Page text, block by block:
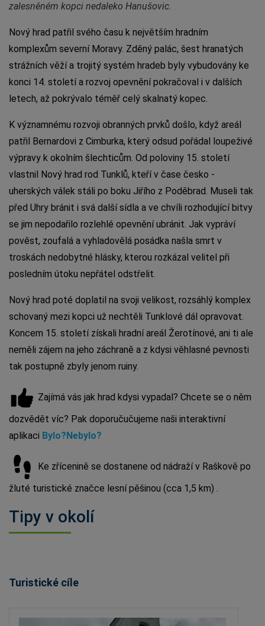
zalesněném kopci nedaleko Hanušovic.
Nový hrad patřil svého času k největším hradním
komplexům severní Moravy. Zděný palác, šest hranatých
strážních věží a trojitý systém hradeb byly vybudovány ke
konci 14. století a rozvoj opevnění pokračoval i v dalších
letech, až pokrývalo téměř celý skalnatý kopec.
K významnému rozvoji obranných prvků došlo, když areál
patřil Bernardovi z Cimburka, který odsud pořádal loupeživé
výpravy k okolním šlechticům. Od poloviny 15. století
vlastnil Nový hrad rod Tunklů, kteří v čase česko -
uherských válek stáli po boku Jiřího z Poděbrad. Museli tak
před Uhry bránit i svá další sídla a ve chvíli rozhodující bitvy
se jim nepodařilo rozlehlé opevnění ubránit. Jak vypráví
pověst, zoufalá a vyhladovělá posádka našla smrt v
troskách nedobytné hlásky, kterou rozkázal velitel při
posledním útoku nepřátel odstřelit.
Nový hrad poté doplatil na svoji velikost, rozsáhlý komplex
schovaný mezi kopci už nechtěli Tunklové dál opravovat.
Koncem 15. století získali hradní areál Žerotínové, ani ti ale
neměli zájem na jeho záchraně a z kdysi věhlasné pevnosti
tak postupně zbyly jenom ruiny.
Zajímá vás jak hrad kdysi vypadal? Chcete se o něm
dozvědět víc? Pak doporučučujeme naši interaktivní
aplikaci Bylo?Nebylo?
Ke zřícenině se dostanene od nádraží v Raškově po
žluté turistické značce lesní pěšinou (cca 1,5 km) .
Tipy v okolí
Turistické cíle